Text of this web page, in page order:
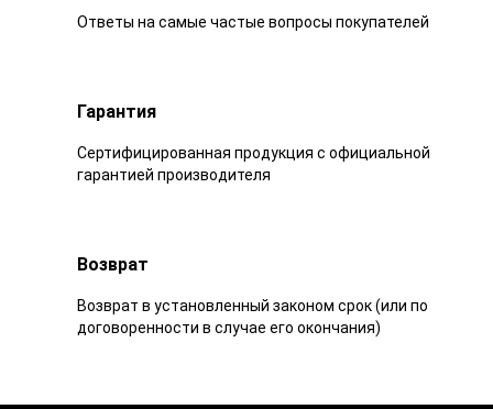
Ответы на самые частые вопросы покупателей
Гарантия
Сертифицированная продукция с официальной
гарантией производителя
Возврат
Возврат в установленный законом срок (или по
договоренности в случае его окончания)